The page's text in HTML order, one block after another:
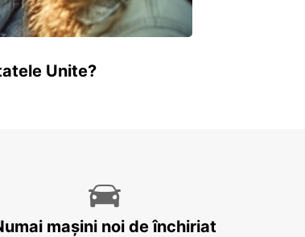
Unite?
mașini noi de închiriat